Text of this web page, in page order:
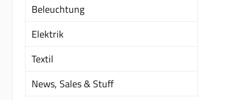
Beleuchtung
Elektrik
Textil
News, Sales & Stuff